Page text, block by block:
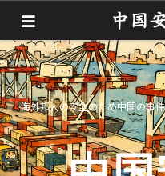
海外邦人の安全のため中国の事